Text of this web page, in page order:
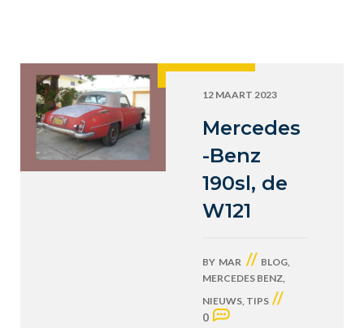
12 MAART 2023
Mercedes
-Benz
190sl, de
W121
BY MAR // BLOG,
MERCEDES BENZ,
NIEUWS, TIPS //
0